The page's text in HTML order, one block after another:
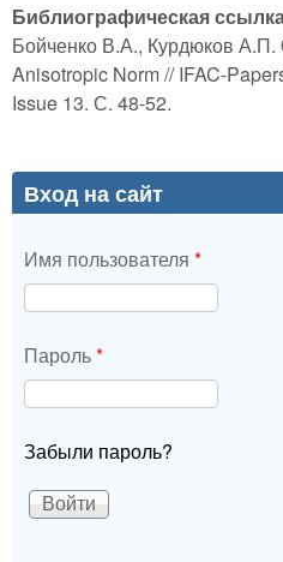
Библиографическая
Бойченко В.А., Курдюков А.П.
Anisotropic Norm // IFAC-
Issue 13. С. 48-52.
Вход на сайт
Имя пользователя *
Пароль*
Забыли пароль?